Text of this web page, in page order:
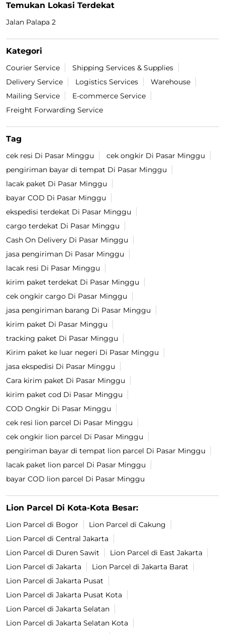
Temukan Lokasi Terdekat
Jalan Palapa 2
Kategori
Courier Service
Shipping Services & Supplies
Delivery Service
Logistics Services
Warehouse
Mailing Service
E-commerce Service
Freight Forwarding Service
Tag
cek resi Di Pasar Minggu
cek ongkir Di Pasar Minggu
pengiriman bayar di tempat Di Pasar Minggu
lacak paket Di Pasar Minggu
bayar COD Di Pasar Minggu
ekspedisi terdekat Di Pasar Minggu
cargo terdekat Di Pasar Minggu
Cash On Delivery Di Pasar Minggu
jasa pengiriman Di Pasar Minggu
lacak resi Di Pasar Minggu
kirim paket terdekat Di Pasar Minggu
cek ongkir cargo Di Pasar Minggu
jasa pengiriman barang Di Pasar Minggu
kirim paket Di Pasar Minggu
tracking paket Di Pasar Minggu
Kirim paket ke luar negeri Di Pasar Minggu
jasa ekspedisi Di Pasar Minggu
Cara kirim paket Di Pasar Minggu
kirim paket cod Di Pasar Minggu
COD Ongkir Di Pasar Minggu
cek resi lion parcel Di Pasar Minggu
cek ongkir lion parcel Di Pasar Minggu
pengiriman bayar di tempat lion parcel Di Pasar Minggu
lacak paket lion parcel Di Pasar Minggu
bayar COD lion parcel Di Pasar Minggu
Lion Parcel Di Kota-Kota Besar:
Lion Parcel di Bogor
Lion Parcel di Cakung
Lion Parcel di Central Jakarta
Lion Parcel di Duren Sawit
Lion Parcel di East Jakarta
Lion Parcel di Jakarta
Lion Parcel di Jakarta Barat
Lion Parcel di Jakarta Pusat
Lion Parcel di Jakarta Pusat Kota
Lion Parcel di Jakarta Selatan
Lion Parcel di Jakarta Selatan Kota